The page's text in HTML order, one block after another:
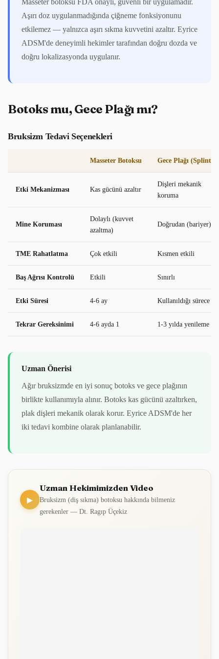
Masseter botoksu FDA onaylı, güvenli bir uygulamadır.
Aşırı doz uygulanmadığında çiğneme fonksiyonunu
etkilemez — yalnızca aşırı sıkma kuvvetini azaltır. Eyrice
ADSM'de deneyimli hekimler tarafından doğru dozda ve
doğru lokalizasyonda uygulanır.
Botoks mu, Gece Plağı mı?
Bruksizm Tedavi Seçenekleri
Masseter Botoksu Gece Plağı (Splint)
Etki Mekanizması Kas gücünü azaltır
Dişleri mekanik
koruma
Mine Koruması
Dolaylı (kuvvet
azaltma)
Doğrudan (bariyer)
TME Rahatlatma Çok etkili Kısmen etkili
Baş Ağrısı Kontrolü Etkili Sınırlı
Etki Süresi 4-6 ay Kullanıldığı sürece
Tekrar Gereksinimi 4-6 ayda 1 1-3 yılda yenileme
Uzman Önerisi
Ağır bruksizmde en iyi sonuç botoks ve gece plağının
birlikte kullanımıyla alınır. Botoks kas gücünü azaltırken,
plak dişleri mekanik olarak korur. Eyrice ADSM'de her
iki tedavi kombine olarak planlanabilir.
▶
Uzman Hekimimizden Video
Bruksizm (diş sıkma) botoksu hakkında bilmeniz
gerekenler — Dt. Ragıp Üçekiz